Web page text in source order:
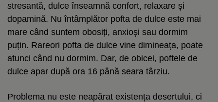
stresantă, dulce înseamnă confort, relaxare și
dopamină. Nu întâmplător pofta de dulce este mai
mare când suntem obosiți, anxioși sau dormim
puțin. Rareori pofta de dulce vine dimineața, poate
atunci când nu dormim. Dar, de obicei, poftele de
dulce apar după ora 16 până seara târziu.
Problema nu este neapărat existența desertului, ci